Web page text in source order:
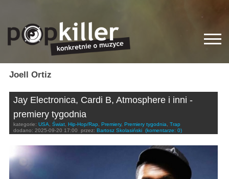
Joell Ortiz
Jay Electronica, Cardi B, Atmosphere i inni -
premiery tygodnia
kategorie: USA, Świat, Hip-Hop/Rap, Premiery, Premiery tygodnia, Trap
dodano: 2025-09-20 17:00 przez: Bartosz Skolasiński (komentarze: 0)